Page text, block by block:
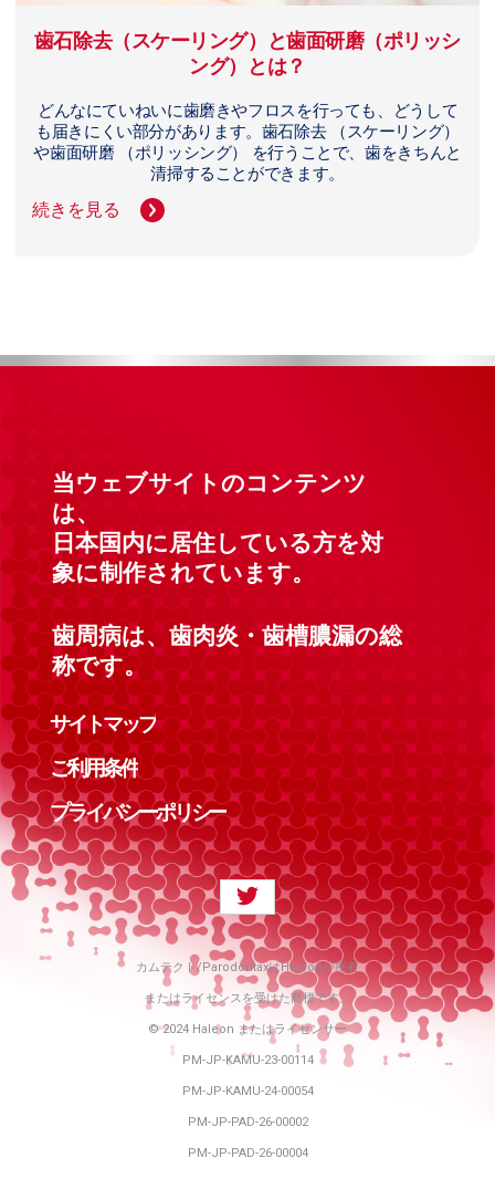
歯石除去（スケーリング）と歯面研磨（ポリッシ
ング）とは？
どんなにていねいに歯磨きやフロスを行っても、どうして
も届きにくい部分があります。歯石除去 （スケーリング）
や歯面研磨 （ポリッシング） を行うことで、歯をきちんと
清掃することができます。
続きを見る
当ウェブサイトのコンテンツ
は、
日本国内に居住している方を対
象に制作されています。
歯周病は、歯肉炎・歯槽膿漏の総
称です。
サイトマップ
ご利用条件
プライバシーポリシー
カムテクト/ParodontaxはHaleonが所有
またはライセンスを受けた商標です。
© 2024 Haleon またはライセンサー
PM-JP-KAMU-23-00114
PM-JP-KAMU-24-00054
PM-JP-PAD-26-00002
PM-JP-PAD-26-00004